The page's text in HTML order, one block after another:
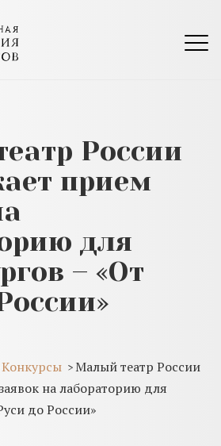
России
прием
для
– «От
Конкурсы > Малый театр России
на лабораторию для
до России»